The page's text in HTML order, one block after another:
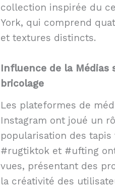
collection inspirée du
York, qui comprend
et textures distincts.
Influence de la Médias
bricolage
Les plateformes de
Instagram ont joué un
popularisation des
#rugtiktok et #ufting
vues, présentant des
la créativité des